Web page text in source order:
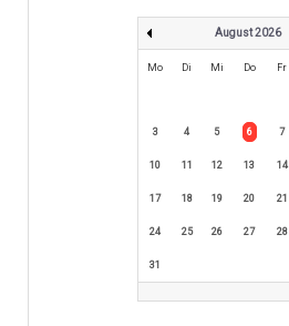
August 2026
Mo Di Mi Do Fr
3 4 5 6 7
10 11 12 13 14
17 18 19 20 21
24 25 26 27 28
31